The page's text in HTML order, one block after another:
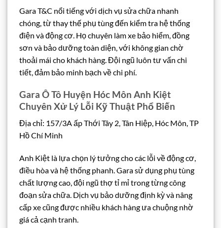
Gara T&C nổi tiếng với dịch vụ sửa chữa nhanh
chóng, từ thay thế phụ tùng đến kiểm tra hệ thống
điện và động cơ. Họ chuyên làm xe bảo hiểm, đồng
sơn và bảo dưỡng toàn diện, với không gian chờ
thoải mái cho khách hàng. Đội ngũ luôn tư vấn chi
tiết, đảm bảo minh bạch về chi phí.
Gara Ô Tô Huyện Hóc Môn Anh Kiệt
Chuyên Xử Lý Lỗi Kỹ Thuật Phổ Biến
Địa chỉ: 157/3A ấp Thới Tây 2, Tân Hiệp, Hóc Môn, TP
Hồ Chí Minh
Anh Kiệt là lựa chọn lý tưởng cho các lỗi về động cơ,
điều hòa và hệ thống phanh. Gara sử dụng phụ tùng
chất lượng cao, đội ngũ thợ tỉ mỉ trong từng công
đoạn sửa chữa. Dịch vụ bảo dưỡng định kỳ và nâng
cấp xe cũng được nhiều khách hàng ưa chuộng nhờ
giá cả cạnh tranh.